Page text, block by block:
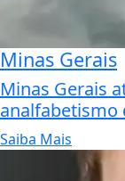
Minas Gerais
Minas Gerais
analfabetismo
Saiba Mais